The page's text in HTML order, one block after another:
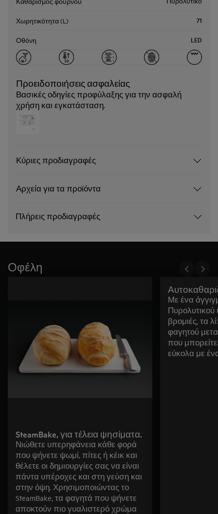
Χωρητικότητα (L) 71
Οθόνη LED
Προειδοποιήσεις ασφαλείας
Βασικές οδηγίες προφύλαξης για την ασφαλή
χρήση και εγκατάσταση.
Κύριες προδιαγραφές
Αρχεία για τα προϊόντα
Πλήρεις προδιαγραφές
Οφέλη
SteamBake, για τέλεια ψησίματα.
Νιώθετε υπερηφάνεια κάθε φορά
που ψήνετε ψωμί, πίτες ή κέικ και
θέλετε οι δημιουργίες σας να είναι
πάντα υπέροχες και στη γεύση και
στην όψη. Χρησιμοποιώντας το
SteamBake, τα φαγητά που ψήνετε
αποκτούν πιο γυαλιστερό χρώμα
Με ένα
Πυρολυτικού
βρομιές, τα
φαγητού
που
εύκολα με